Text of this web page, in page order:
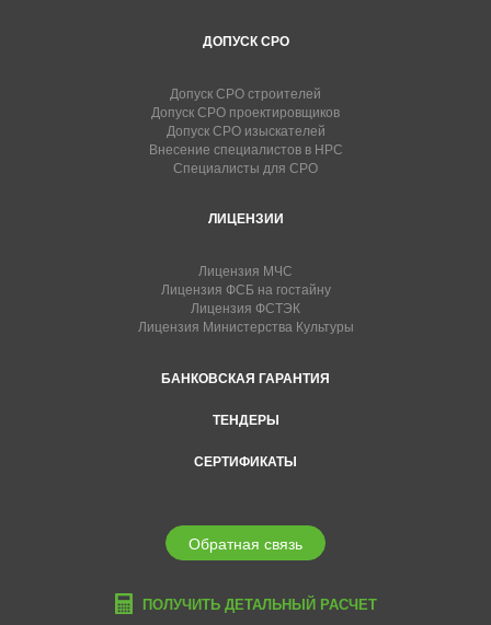
ДОПУСК СРО
Допуск СРО строителей
Допуск СРО проектировщиков
Допуск СРО изыскателей
Внесение специалистов в НРС
Специалисты для СРО
ЛИЦЕНЗИИ
Лицензия МЧС
Лицензия ФСБ на гостайну
Лицензия ФСТЭК
Лицензия Министерства Культуры
БАНКОВСКАЯ ГАРАНТИЯ
ТЕНДЕРЫ
СЕРТИФИКАТЫ
Обратная связь
ПОЛУЧИТЬ ДЕТАЛЬНЫЙ РАСЧЕТ